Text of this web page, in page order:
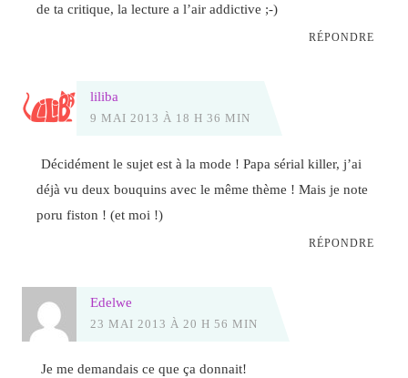
de ta critique, la lecture a l’air addictive ;-)
RÉPONDRE
liliba
9 MAI 2013 À 18 H 36 MIN
Décidément le sujet est à la mode ! Papa sérial killer, j’ai
déjà vu deux bouquins avec le même thème ! Mais je note
poru fiston ! (et moi !)
RÉPONDRE
Edelwe
23 MAI 2013 À 20 H 56 MIN
Je me demandais ce que ça donnait!